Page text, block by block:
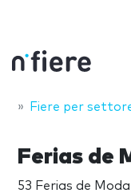
Fiere per
Ferias de
53 Ferias de